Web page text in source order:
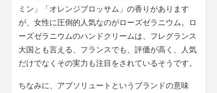
ミン」「オレンジブロッサム」の香りがあります
が、女性に圧倒的人気なのがローズゼラニウム。ロ
ーズゼラニウムのハンドクリームは、フレグランス
大国とも言える、フランスでも、評価が高く、人気
だけでなくその実力も注目をされているそうです。
ちなみに、アブソリュートというブランドの意味